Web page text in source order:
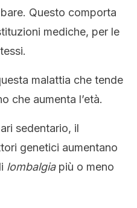
Questo comporta
mediche, per le
malattia che tende
che aumenta l’età.
sedentario, il
genetici aumentano
lombalgiapiù o meno